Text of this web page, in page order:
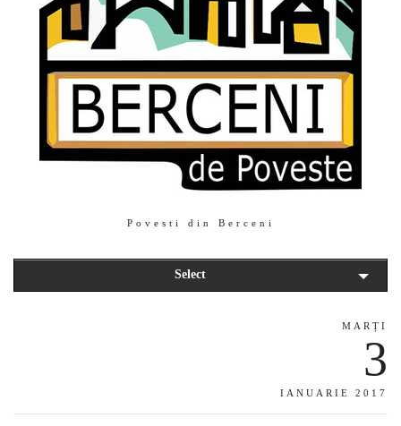
Povesti din Berceni
Select
MARȚI
3
IANUARIE 2017